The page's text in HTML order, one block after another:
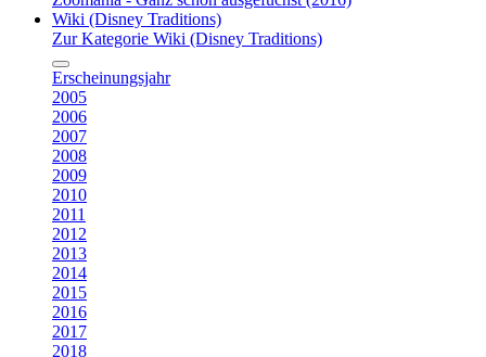
Wiki (Disney Traditions)
Zur Kategorie Wiki (Disney Traditions)
Erscheinungsjahr
2005
2006
2007
2008
2009
2010
2011
2012
2013
2014
2015
2016
2017
2018